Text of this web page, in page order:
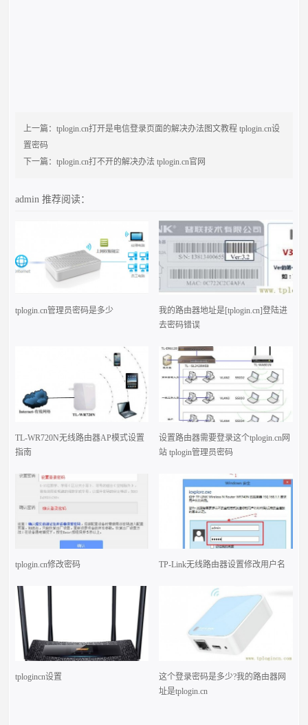
上一篇：tplogin.cn打开是电信登录页面的解决办法图文教程 tplogin.cn设
置密码
下一篇：tplogin.cn打不开的解决办法 tplogin.cn官网
admin推荐阅读：
tplogin.cn管理员密码是多少
我的路由器地址是[tplogin.cn]登陆进
去密码错误
TL-WR720N无线路由器AP模式设置
指南
设置路由器需要登录这个tplogin.cn网
站 tplogin管理员密码
tplogin.cn修改密码 TP-Link无线路由器设置修改用户名
tplogincn设置
这个登录密码是多少?我的路由器网
址是tplogin.cn